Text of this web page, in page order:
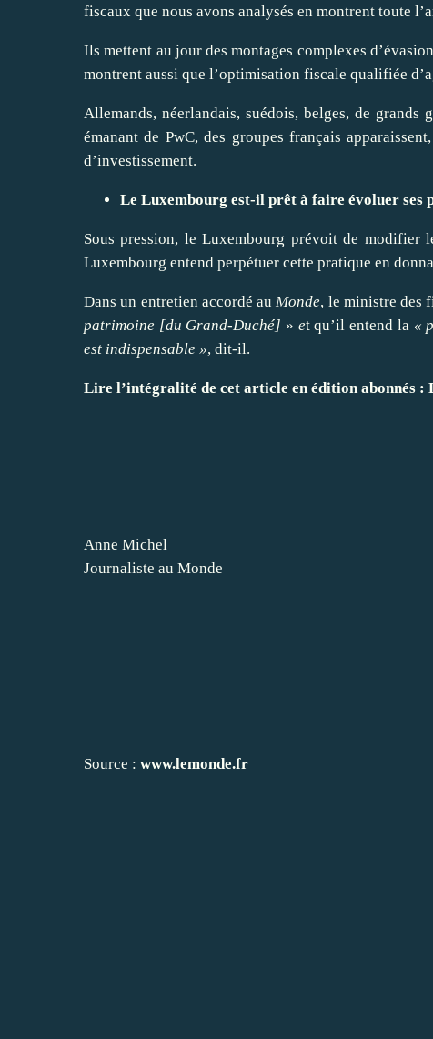
fiscaux que nous avons analysés en montrent toute
Ils mettent au jour des montages complexes
montrent aussi que l’optimisation fiscale qualifiée
Allemands, néerlandais, suédois, belges, de
émanant de PwC, des groupes français
d’investissement.
Le Luxembourg est-il prêt à faire évoluer ses
Sous pression, le Luxembourg prévoit de modifier
Luxembourg entend perpétuer cette pratique en
Dans un entretien accordé au Monde, le ministre des
patrimoine [du Grand-Duché] » et qu’il entend la «
est indispensable », dit-il.
Lire l’intégralité de cet article en édition abonnés :
Anne Michel
Journaliste au Monde
Source : www.lemonde.fr